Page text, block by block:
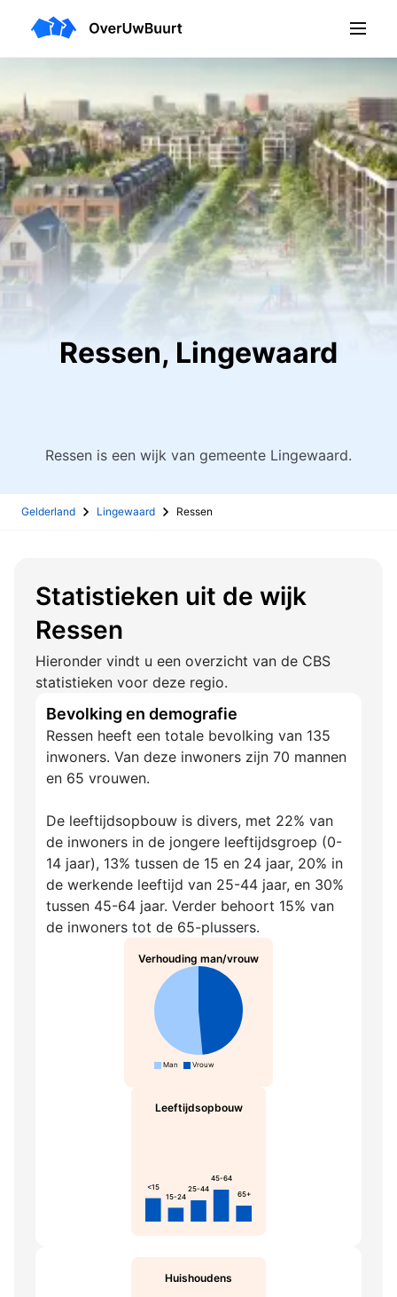
Ressen, Lingewaard
Ressen is een wijk van gemeente Lingewaard.
Gelderland Lingewaard Ressen
Statistieken uit de wijk
Ressen
Hieronder vindt u een overzicht van de CBS
statistieken voor deze regio.
Bevolking en demografie
Ressen heeft een totale bevolking van 135
inwoners. Van deze inwoners zijn 70 mannen
en 65 vrouwen.
De leeftijdsopbouw is divers, met 22% van
de inwoners in de jongere leeftijdsgroep (0-
14 jaar), 13% tussen de 15 en 24 jaar, 20% in
de werkende leeftijd van 25-44 jaar, en 30%
tussen 45-64 jaar. Verder behoort 15% van
de inwoners tot de 65-plussers.
Verhouding man/vrouw
Man Vrouw
Leeftijdsopbouw
<15
15-24
25-44
45-64
65+
Huishoudens